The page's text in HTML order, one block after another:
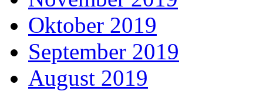
Oktober 2019
September 2019
August 2019